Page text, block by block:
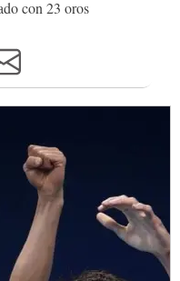
con 23 oros